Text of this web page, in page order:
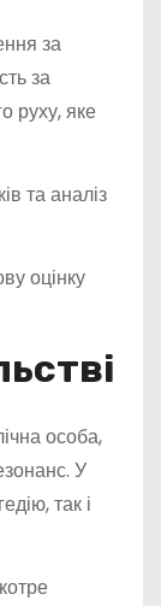
за
за
руху, яке
та аналіз
оцінку
особа,
У
так і